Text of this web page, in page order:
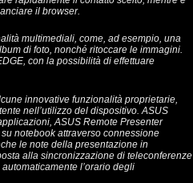
il browser.
multimediali, come, ad esempio, una
di foto, nonché ritoccare le immagini.
con la possibilità di effettuare
innovative funzionalità proprietarie,
nell’utilizzo del dispositivo. ASUS
ASUS Remote Presenter
notebook attraverso connessione
le note della presentazione in
alla sincronizzazione di teleconferenze
l’orario degli